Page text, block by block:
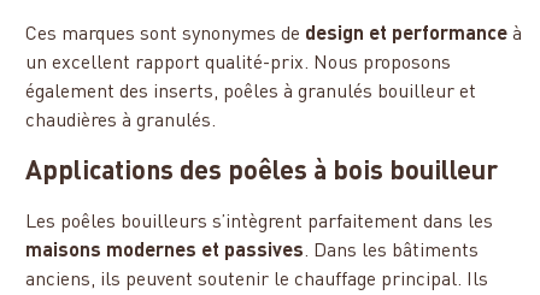
Ces marques sont synonymes de design et performance à
un excellent rapport qualité-prix. Nous proposons
également des inserts, poêles à granulés bouilleur et
chaudières à granulés.
Applications des poêles à bois bouilleur
Les poêles bouilleurs s’intègrent parfaitement dans les
maisons modernes et passives. Dans les bâtiments
anciens, ils peuvent soutenir le chauffage principal. Ils